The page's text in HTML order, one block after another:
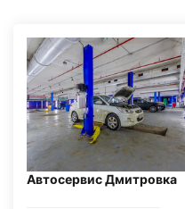
Автосервис Дмитровка